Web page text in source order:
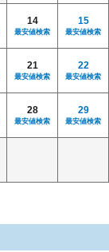
14
最安値検索
15
最安値検索
21
最安値検索
22
最安値検索
28
最安値検索
29
最安値検索